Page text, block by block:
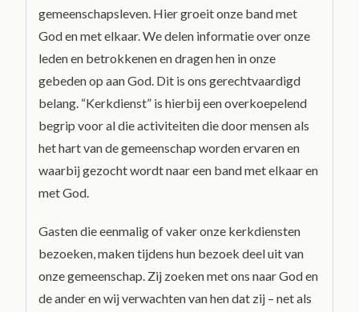
gemeenschapsleven. Hier groeit onze band met
God en met elkaar. We delen informatie over onze
leden en betrokkenen en dragen hen in onze
gebeden op aan God. Dit is ons gerechtvaardigd
belang. “Kerkdienst” is hierbij een overkoepelend
begrip voor al die activiteiten die door mensen als
het hart van de gemeenschap worden ervaren en
waarbij gezocht wordt naar een band met elkaar en
met God.
Gasten die eenmalig of vaker onze kerkdiensten
bezoeken, maken tijdens hun bezoek deel uit van
onze gemeenschap. Zij zoeken met ons naar God en
de ander en wij verwachten van hen dat zij – net als